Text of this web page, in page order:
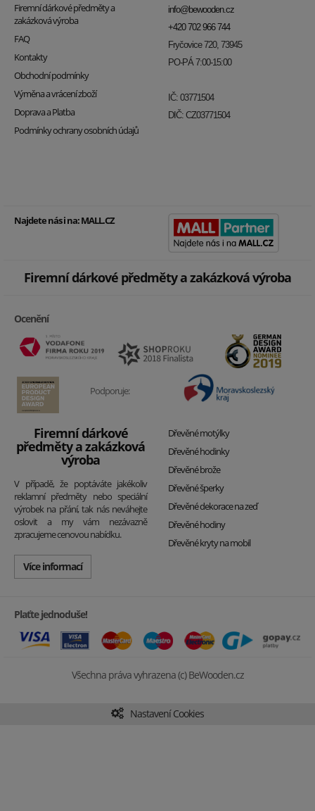
Firemní dárkové předměty a
zakázková výroba
FAQ
Kontakty
Obchodní podmínky
Výměna a vrácení zboží
Doprava a Platba
Podmínky ochrany osobních údajů
info@bewooden.cz
+420 702 966 744
Fryčovice 720, 73945
PO-PÁ 7:00-15:00
IČ: 03771504
DIČ: CZ03771504
Najdete nás i na:MALL.CZ
Firemní dárkové předměty a zakázková výroba
Ocenění
Podporuje:
Firemní dárkové
předměty a zakázková
výroba
V případě, že poptáváte jakékoliv
reklamní předměty nebo speciální
výrobek na přání, tak nás neváhejte
oslovit a my vám nezávazně
zpracujeme cenovou nabídku.
Více informací
Dřevěné motýlky
Dřevěné hodinky
Dřevěné brože
Dřevěné šperky
Dřevěné dekorace na zeď
Dřevěné hodiny
Dřevěné kryty na mobil
Plaťte jednoduše!
Všechna práva vyhrazena (c) BeWooden.cz
Nastavení Cookies